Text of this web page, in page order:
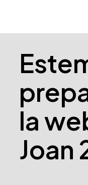
la
Joan